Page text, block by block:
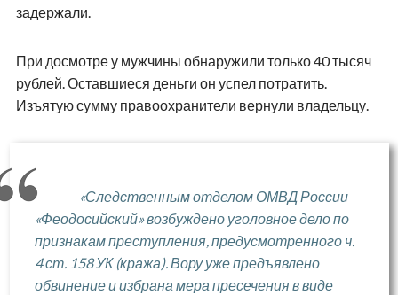
задержали.
При досмотре у мужчины обнаружили только 40 тысяч
рублей. Оставшиеся деньги он успел потратить.
Изъятую сумму правоохранители вернули владельцу.
«Следственным отделом ОМВД России
«Феодосийский» возбуждено уголовное дело по
признакам преступления, предусмотренного ч.
4 ст. 158 УК (кража). Вору уже предъявлено
обвинение и избрана мера пресечения в виде